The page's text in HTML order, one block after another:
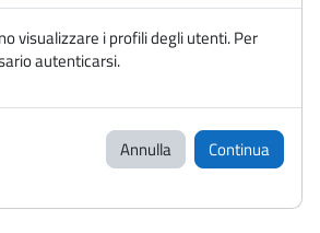
visualizzare i profili degli utenti. Per
autenticarsi.
Annulla Continua